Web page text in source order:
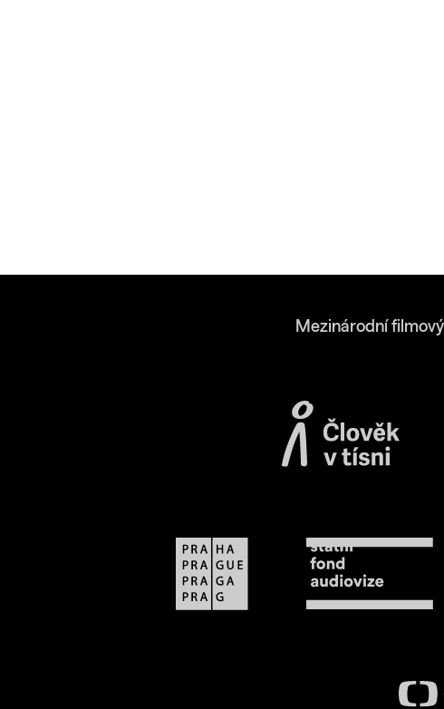
Mezinárodní